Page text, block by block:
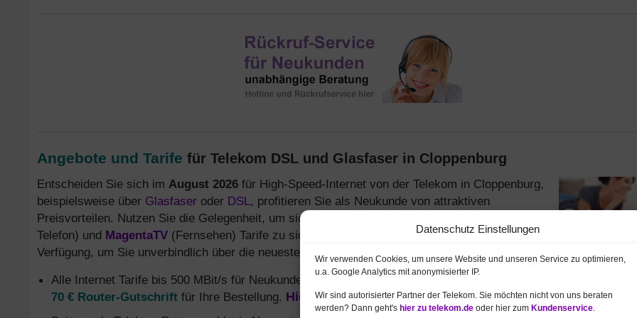
Datenschutz Einstellungen
Wir verwenden Cookies, um unsere Website und unseren Service zu optimieren,
u.a. Google Analytics mit anonymisierter IP.
Wir sind autorisierter Partner der Telekom. Sie möchten nicht von uns beraten
werden? Dann geht's hier zu telekom.de oder hier zum Kundenservice.
Angebote und Tarife für Telekom DSL und Glasfaser in Cloppenburg
Entscheiden Sie sich im August 2026 für High-Speed-Internet von der Telekom in Cloppenburg,
beispielsweise über Glasfaser oder DSL, profitieren Sie als Neukunde von attraktiven
Preisvorteilen. Nutzen Sie die Gelegenheit, um sich Rabatte auf
Telefon) und MagentaTV (Fernsehen) Tarife zu sichern. Unsere Hotlinesteht Ihnen gerne zur
Verfügung, um Sie unverbindlich über die neuesten
Tarife und Angebote
zu informieren.
Alle Internet Tarife bis 500 MBit/s für Neukunden
die ersten 6 Monate je nur 19,95 €
. Zusätzlich einmalig
70 € Router-Gutschrift für Ihre Bestellung. Hier bestellen